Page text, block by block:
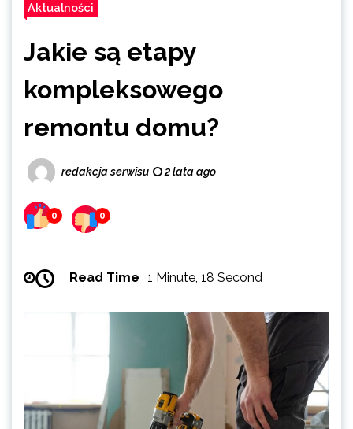
Aktualności
Jakie są etapy
kompleksowego
remontu domu?
redakcja serwisu 2 lata ago
0 0
Read Time 1 Minute, 18 Second